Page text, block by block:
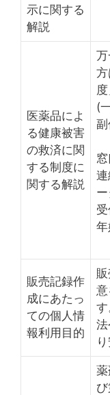
示に関する
解説
医薬品によ
る健康被害
の救済に関
する制度に
関する解説
(
販売記録作
成にあたっ
ての個人情
報利用目的